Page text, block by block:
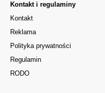
Kontakt i regulaminy
Kontakt
Reklama
Polityka prywatności
Regulamin
RODO